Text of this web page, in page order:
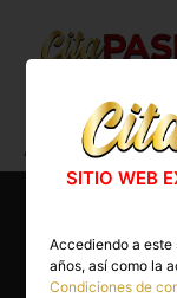
Cita
Alcalá de
SITIO WEB
Accediendo a este
años, así como la
Condiciones de